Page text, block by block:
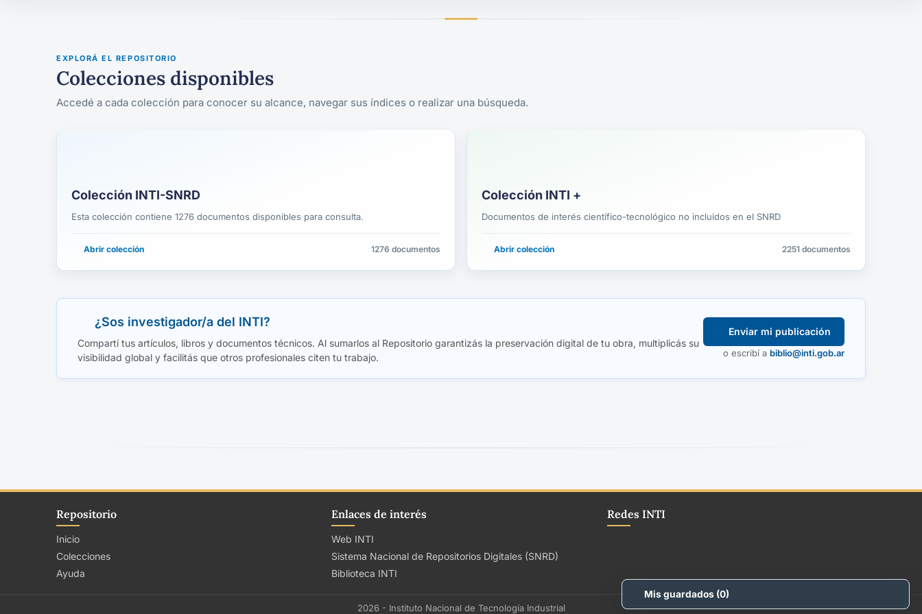
EXPLORÁ EL REPOSITORIO
Colecciones disponibles
Accedé a cada colección para conocer su alcance, navegar sus índices o realizar una búsqueda.
Colección INTI-SNRD
Esta colección contiene 1276 documentos disponibles para consulta.
Abrir colección 1276 documentos
Colección INTI +
Documentos de interés científico-tecnológico no incluidos en el SNRD
Abrir colección 2251 documentos
¿Sos investigador/a del INTI?
Compartí tus artículos, libros y documentos técnicos. Al sumarlos al Repositorio garantizás la preservación digital de tu obra, multiplicás su
visibilidad global y facilitás que otros profesionales citen tu trabajo.
Enviar mi publicación
o escribí a biblio@inti.gob.ar
Repositorio
Inicio
Colecciones
Ayuda
Enlaces de interés
Web INTI
Sistema Nacional de Repositorios Digitales (SNRD)
Biblioteca INTI
Redes INTI
2026 - Instituto Nacional de Tecnología Industrial
Mis guardados (0)